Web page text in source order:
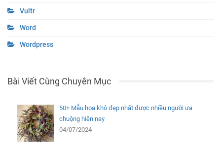
Vultr
Word
Wordpress
Bài Viết Cùng Chuyên Mục
50+ Mẫu hoa khô đẹp nhất được nhiều người ưa
chuộng hiện nay
04/07/2024